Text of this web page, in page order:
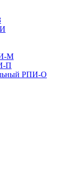
М
П
РПИ-О